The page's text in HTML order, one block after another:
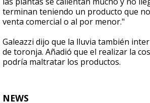
terminan teniendo un producto que
venta comercial o al por menor."
Galeazzi dijo que la lluvia también
de toronja. Añadió que el realizar la
podría maltratar los productos.
NEWS